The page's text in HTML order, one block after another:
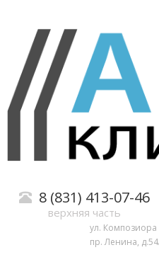
8 (831) 413-07-46
верхняя часть
ул. Композиора
пр. Ленина,